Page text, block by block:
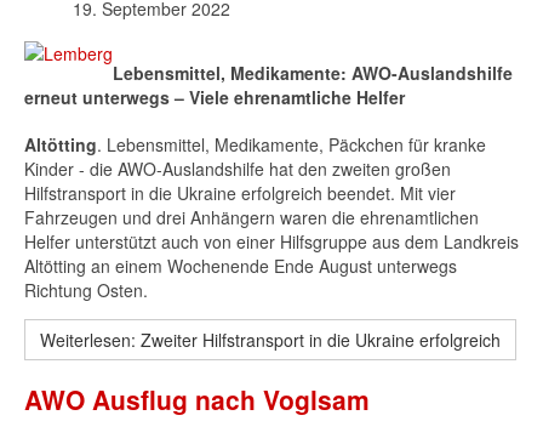
19. September 2022
Lebensmittel, Medikamente: AWO-Auslandshilfe
erneut unterwegs – Viele ehrenamtliche Helfer
Altötting. Lebensmittel, Medikamente, Päckchen für kranke
Kinder - die AWO-Auslandshilfe hat den zweiten großen
Hilfstransport in die Ukraine erfolgreich beendet. Mit vier
Fahrzeugen und drei Anhängern waren die ehrenamtlichen
Helfer unterstützt auch von einer Hilfsgruppe aus dem Landkreis
Altötting an einem Wochenende Ende August unterwegs
Richtung Osten.
Weiterlesen: Zweiter Hilfstransport in die Ukraine erfolgreich
AWO Ausflug nach Voglsam